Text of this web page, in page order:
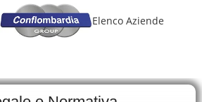
Elenco Aziende